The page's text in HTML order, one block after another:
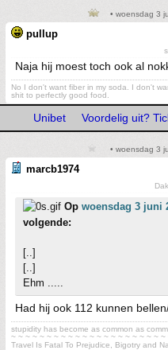
• woensdag 3
pullup
Naja hij moest toch ook al
No I don't want fiber in my soda. I don't
shit to perfectly good food.
Unibet Voordelig uit?
• woensdag 3
marcb1974
Op woensdag 3 juni
volgende:
[..]
[..]
Ehm .....
Had hij ook 112 kunnen
stupidity has become as common as
~ ~ ~ ~ ~ ~ ~ ~ ~ ~ ~ ~ ~ ~ ~ ~ ~ ~ ~ ~ ~
Travel Is Fatal To Prejudice, Bigotry and